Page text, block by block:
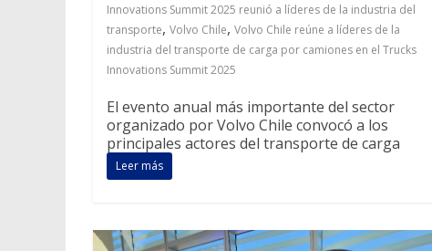
Innovations Summit 2025 reunió a líderes de la industria del
transporte, Volvo Chile, Volvo Chile reúne a líderes de la
industria del transporte de carga por camiones en el Trucks
Innovations Summit 2025
El evento anual más importante del sector
organizado por Volvo Chile convocó a los
principales actores del transporte de carga
Leer más